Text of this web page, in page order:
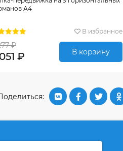
А4
В избранное
₽
₽ В корзину